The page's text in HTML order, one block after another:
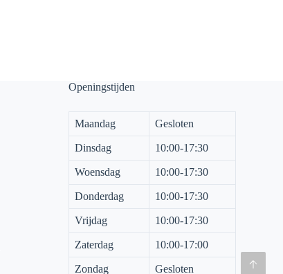
Openingstijden
Maandag Gesloten
Dinsdag 10:00-17:30
Woensdag 10:00-17:30
Donderdag 10:00-17:30
Vrijdag 10:00-17:30
Zaterdag 10:00-17:00
Zondag Gesloten